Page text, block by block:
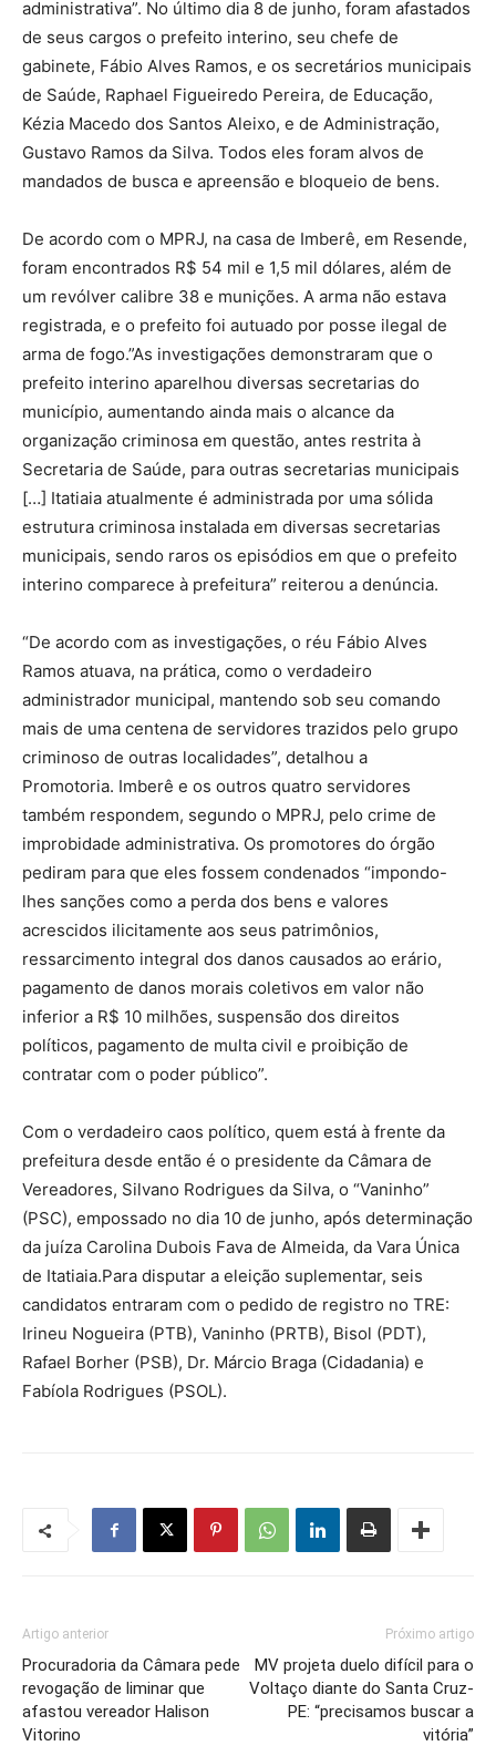
administrativa”. No último dia 8 de junho, foram afastados
de seus cargos o prefeito interino, seu chefe de
gabinete, Fábio Alves Ramos, e os secretários municipais
de Saúde, Raphael Figueiredo Pereira, de Educação,
Kézia Macedo dos Santos Aleixo, e de Administração,
Gustavo Ramos da Silva. Todos eles foram alvos de
mandados de busca e apreensão e bloqueio de bens.
De acordo com o MPRJ, na casa de Imberê, em Resende,
foram encontrados R$ 54 mil e 1,5 mil dólares, além de
um revólver calibre 38 e munições. A arma não estava
registrada, e o prefeito foi autuado por posse ilegal de
arma de fogo.”As investigações demonstraram que o
prefeito interino aparelhou diversas secretarias do
município, aumentando ainda mais o alcance da
organização criminosa em questão, antes restrita à
Secretaria de Saúde, para outras secretarias municipais
[…] Itatiaia atualmente é administrada por uma sólida
estrutura criminosa instalada em diversas secretarias
municipais, sendo raros os episódios em que o prefeito
interino comparece à prefeitura” reiterou a denúncia.
“De acordo com as investigações, o réu Fábio Alves
Ramos atuava, na prática, como o verdadeiro
administrador municipal, mantendo sob seu comando
mais de uma centena de servidores trazidos pelo grupo
criminoso de outras localidades”, detalhou a
Promotoria. Imberê e os outros quatro servidores
também respondem, segundo o MPRJ, pelo crime de
improbidade administrativa. Os promotores do órgão
pediram para que eles fossem condenados “impondo-
lhes sanções como a perda dos bens e valores
acrescidos ilicitamente aos seus patrimônios,
ressarcimento integral dos danos causados ao erário,
pagamento de danos morais coletivos em valor não
inferior a R$ 10 milhões, suspensão dos direitos
políticos, pagamento de multa civil e proibição de
contratar com o poder público”.
Com o verdadeiro caos político, quem está à frente da
prefeitura desde então é o presidente da Câmara de
Vereadores, Silvano Rodrigues da Silva, o “Vaninho”
(PSC), empossado no dia 10 de junho, após determinação
da juíza Carolina Dubois Fava de Almeida, da Vara Única
de Itatiaia.Para disputar a eleição suplementar, seis
candidatos entraram com o pedido de registro no TRE:
Irineu Nogueira (PTB), Vaninho (PRTB), Bisol (PDT),
Rafael Borher (PSB), Dr. Márcio Braga (Cidadania) e
Fabíola Rodrigues (PSOL).
Artigo anterior
Procuradoria da Câmara pede
revogação de liminar que
afastou vereador Halison
Vitorino
Próximo artigo
MV projeta duelo difícil para o
Voltaço diante do Santa Cruz-
PE: “precisamos buscar a
vitória”